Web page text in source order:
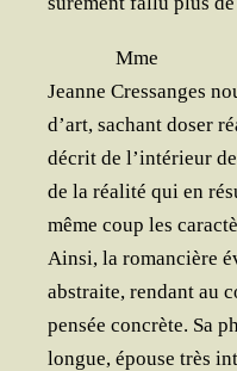
Mme
Jeanne Cres­sanges
d’art, sachant doser
décrit de l’intérieur
de la réa­li­té qui en
même coup les
Ain­si, la roman­cière
abs­traite, ren­dant au
pen­sée concrète. Sa
longue, épouse très